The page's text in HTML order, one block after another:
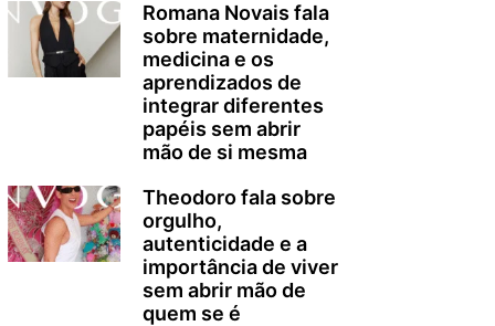
Romana Novais fala
sobre maternidade,
medicina e os
aprendizados de
integrar diferentes
papéis sem abrir
mão de si mesma
Theodoro fala sobre
orgulho,
autenticidade e a
importância de viver
sem abrir mão de
quem se é